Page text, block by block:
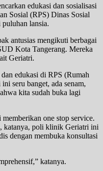
edukasi dan sosialisasi
Sosial (RPS) Dinas Sosial
lansia.
antusias mengikuti berbagai
Kota Tangerang. Mereka
Geriatri.
edukasi di RPS (Rumah
seru banget, ada senam,
kita sudah buka lagi
one stop service.
katanya, poli klinik Geriatri ini
dengan membuka konsultasi
katanya.